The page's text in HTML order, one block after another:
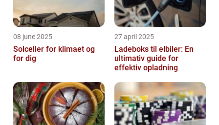
08 june 2025
Solceller for klimaet og
for dig
27 april 2025
Ladeboks til elbiler: En
ultimativ guide for
effektiv opladning